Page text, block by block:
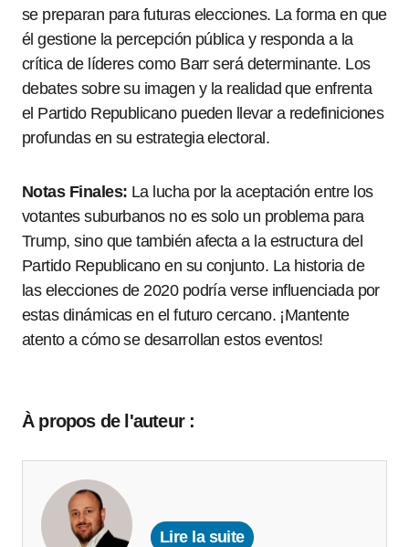
se preparan para futuras elecciones. La forma en que
él gestione la percepción pública y responda a la
crítica de líderes como Barr será determinante. Los
debates sobre su imagen y la realidad que enfrenta
el Partido Republicano pueden llevar a redefiniciones
profundas en su estrategia electoral.
Notas Finales: La lucha por la aceptación entre los
votantes suburbanos no es solo un problema para
Trump, sino que también afecta a la estructura del
Partido Republicano en su conjunto. La historia de
las elecciones de 2020 podría verse influenciada por
estas dinámicas en el futuro cercano. ¡Mantente
atento a cómo se desarrollan estos eventos!
À propos de l'auteur :
Lire la suite